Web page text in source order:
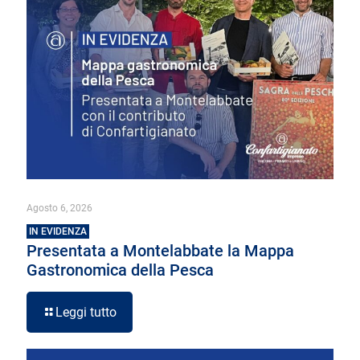
Agosto 6, 2026
IN EVIDENZA
Presentata a Montelabbate la Mappa
Gastronomica della Pesca
Leggi tutto